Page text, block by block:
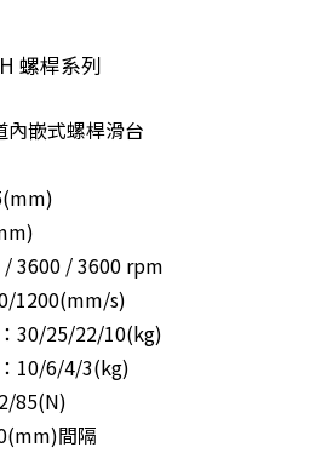
螺桿系列
內嵌式螺桿滑台
3600 / 3600 rpm
1200(mm/s)
30/25/22/10(kg)
10/6/4/3(kg)
85(N)
間隔